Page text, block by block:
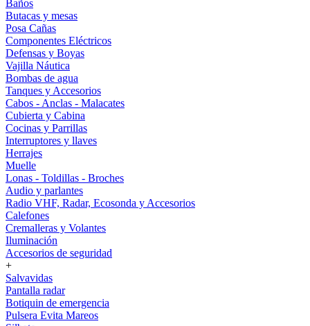
Baños
Butacas y mesas
Posa Cañas
Componentes Eléctricos
Defensas y Boyas
Vajilla Náutica
Bombas de agua
Tanques y Accesorios
Cabos - Anclas - Malacates
Cubierta y Cabina
Cocinas y Parrillas
Interruptores y llaves
Herrajes
Muelle
Lonas - Toldillas - Broches
Audio y parlantes
Radio VHF, Radar, Ecosonda y Accesorios
Calefones
Cremalleras y Volantes
Iluminación
Accesorios de seguridad
+
Salvavidas
Pantalla radar
Botiquin de emergencia
Pulsera Evita Mareos